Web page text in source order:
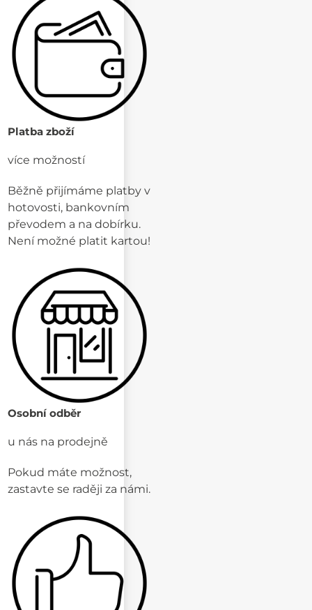
Platba zboží
více možností
Běžně přijímáme platby v
hotovosti, bankovním
převodem a na dobírku.
Není možné platit kartou!
Osobní odběr
u nás na prodejně
Pokud máte možnost,
zastavte se raději za námi.